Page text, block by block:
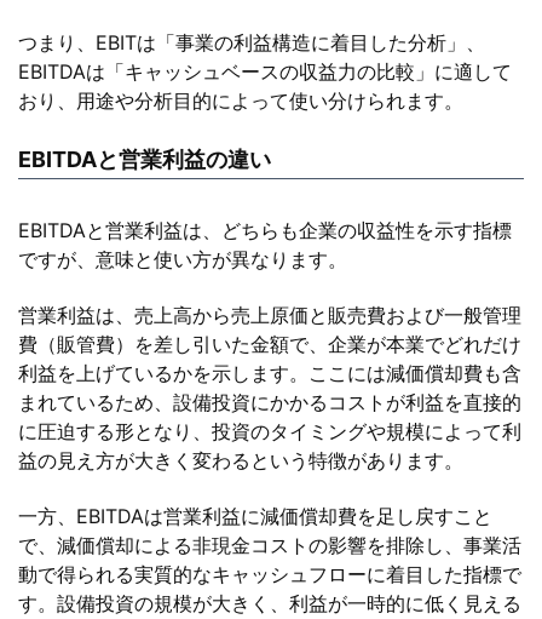
つまり、EBITは「事業の利益構造に着目した分析」、
EBITDAは「キャッシュベースの収益力の比較」に適して
おり、用途や分析目的によって使い分けられます。
EBITDAと営業利益の違い
EBITDAと営業利益は、どちらも企業の収益性を示す指標
ですが、意味と使い方が異なります。
営業利益は、売上高から売上原価と販売費および一般管理
費（販管費）を差し引いた金額で、企業が本業でどれだけ
利益を上げているかを示します。ここには減価償却費も含
まれているため、設備投資にかかるコストが利益を直接的
に圧迫する形となり、投資のタイミングや規模によって利
益の見え方が大きく変わるという特徴があります。
一方、EBITDAは営業利益に減価償却費を足し戻すこと
で、減価償却による非現金コストの影響を排除し、事業活
動で得られる実質的なキャッシュフローに着目した指標で
す。設備投資の規模が大きく、利益が一時的に低く見える